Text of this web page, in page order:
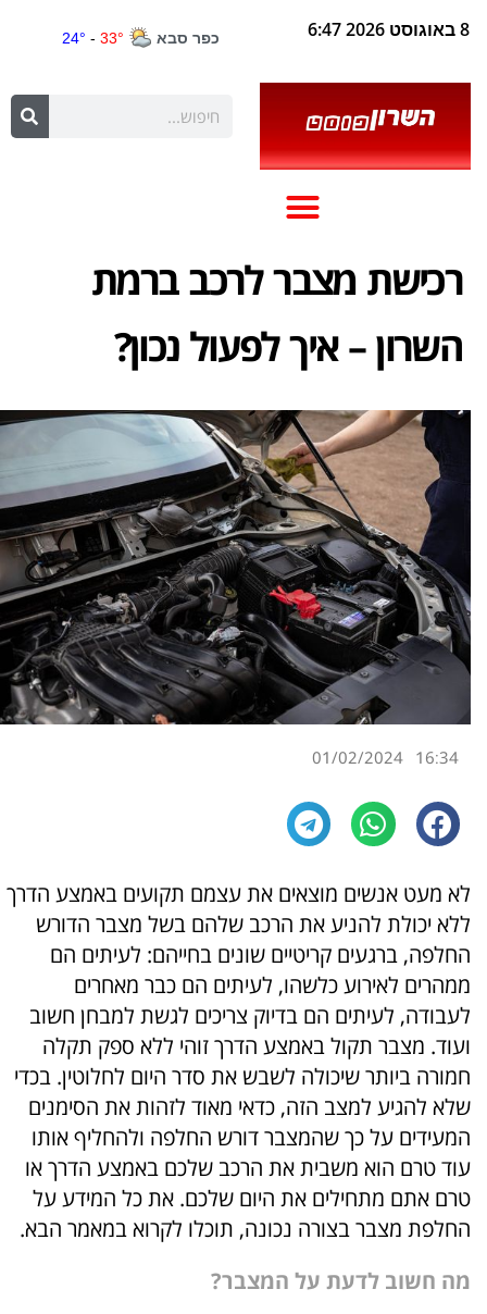
8 באוגוסט 2026 6:47
רכישת מצבר לרכב ברמת
השרון – איך לפעול נכון?
16:34
01/02/2024
לא מעט אנשים מוצאים את עצמם תקועים באמצע הדרך
ללא יכולת להניע את הרכב שלהם בשל מצבר הדורש
החלפה, ברגעים קריטיים שונים בחייהם: לעיתים הם
ממהרים לאירוע כלשהו, לעיתים הם כבר מאחרים
לעבודה, לעיתים הם בדיוק צריכים לגשת למבחן חשוב
ועוד. מצבר תקול באמצע הדרך זוהי ללא ספק תקלה
חמורה ביותר שיכולה לשבש את סדר היום לחלוטין. בכדי
שלא להגיע למצב הזה, כדאי מאוד לזהות את הסימנים
המעידים על כך שהמצבר דורש החלפה ולהחליף אותו
עוד טרם הוא משבית את הרכב שלכם באמצע הדרך או
טרם אתם מתחילים את היום שלכם. את כל המידע על
החלפת מצבר בצורה נכונה, תוכלו לקרוא במאמר הבא.
מה חשוב לדעת על המצבר?